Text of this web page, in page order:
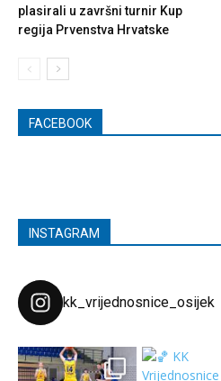
plasirali u završni turnir Kup
regija Prvenstva Hrvatske
FACEBOOK
INSTAGRAM
kk_vrijednosnice_osijek